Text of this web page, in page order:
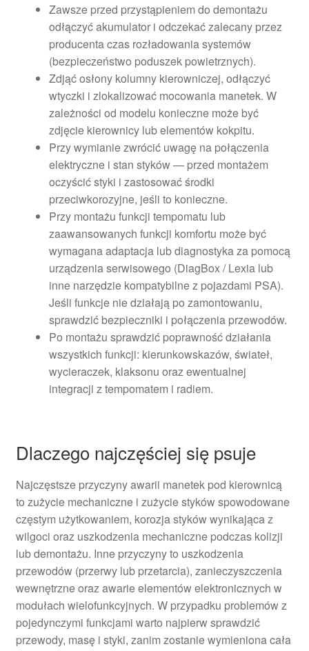
Zawsze przed przystąpieniem do demontażu
odłączyć akumulator i odczekać zalecany przez
producenta czas rozładowania systemów
(bezpieczeństwo poduszek powietrznych).
Zdjąć osłony kolumny kierowniczej, odłączyć
wtyczki i zlokalizować mocowania manetek. W
zależności od modelu konieczne może być
zdjęcie kierownicy lub elementów kokpitu.
Przy wymianie zwrócić uwagę na połączenia
elektryczne i stan styków — przed montażem
oczyścić styki i zastosować środki
przeciwkorozyjne, jeśli to konieczne.
Przy montażu funkcji tempomatu lub
zaawansowanych funkcji komfortu może być
wymagana adaptacja lub diagnostyka za pomocą
urządzenia serwisowego (DiagBox / Lexia lub
inne narzędzie kompatybilne z pojazdami PSA).
Jeśli funkcje nie działają po zamontowaniu,
sprawdzić bezpieczniki i połączenia przewodów.
Po montażu sprawdzić poprawność działania
wszystkich funkcji: kierunkowskazów, świateł,
wycieraczek, klaksonu oraz ewentualnej
integracji z tempomatem i radiem.
Dlaczego najczęściej się psuje
Najczęstsze przyczyny awarii manetek pod kierownicą
to zużycie mechaniczne i zużycie styków spowodowane
częstym użytkowaniem, korozja styków wynikająca z
wilgoci oraz uszkodzenia mechaniczne podczas kolizji
lub demontażu. Inne przyczyny to uszkodzenia
przewodów (przerwy lub przetarcia), zanieczyszczenia
wewnętrzne oraz awarie elementów elektronicznych w
modułach wielofunkcyjnych. W przypadku problemów z
pojedynczymi funkcjami warto najpierw sprawdzić
przewody, masę i styki, zanim zostanie wymieniona cała